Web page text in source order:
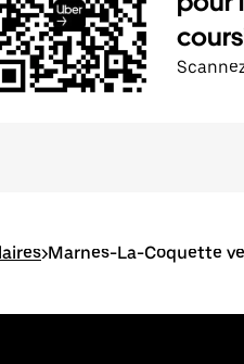
>Marnes-La-Coquette